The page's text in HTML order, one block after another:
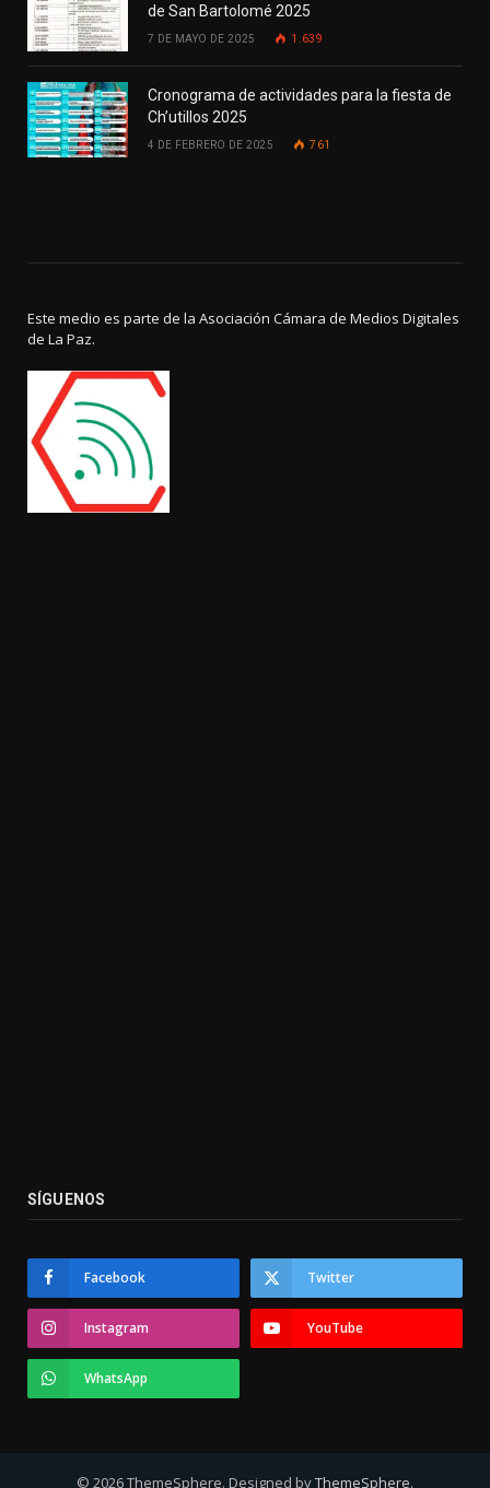
de San Bartolomé 2025
7 DE MAYO DE 2025 1.639
Cronograma de actividades para la fiesta de
Ch’utillos 2025
4 DE FEBRERO DE 2025 761
Este medio es parte de la Asociación Cámara de Medios Digitales
de La Paz.
SÍGUENOS
Facebook Twitter
Instagram YouTube
WhatsApp
© 2026 ThemeSphere. Designed byThemeSphere.